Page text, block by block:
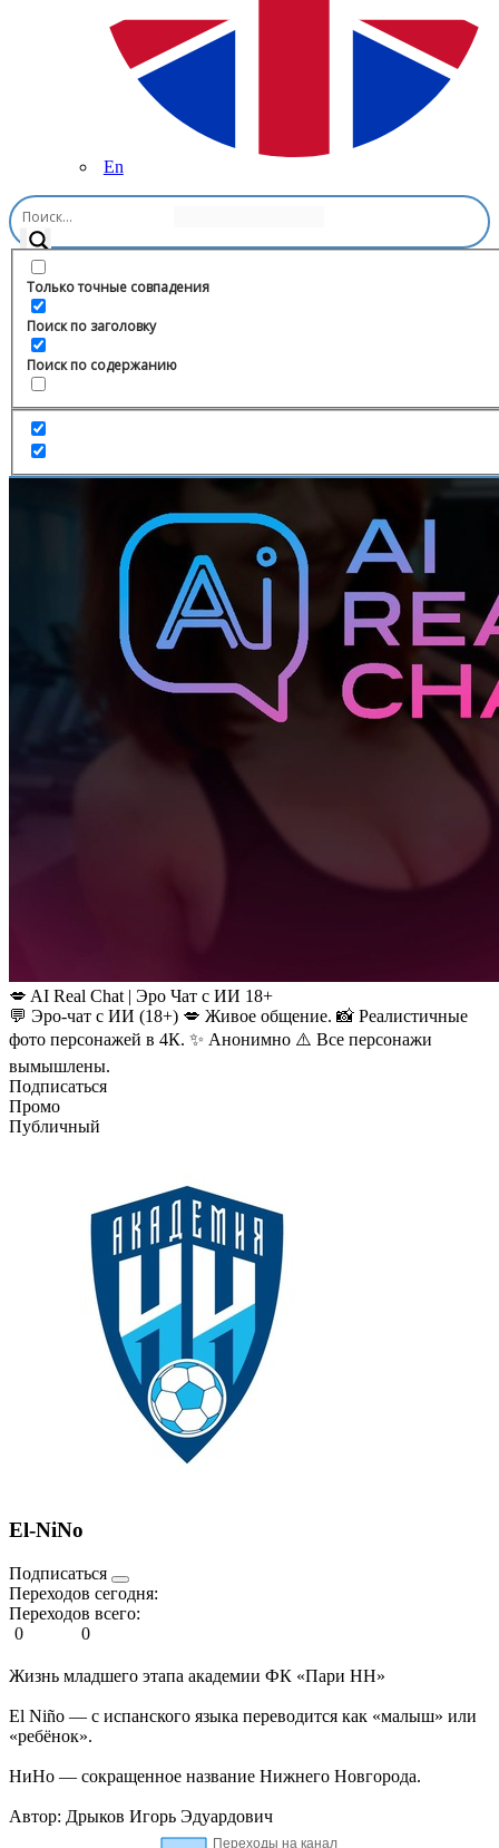
En
Только точные совпадения
Поиск по заголовку
Поиск по содержанию
Главная
💋 AI Real Chat | Эро Чат с ИИ 18+
💬 Эро-чат с ИИ (18+) 💋 Живое общение. 📸 Реалистичные
фото персонажей в 4К. ✨ Анонимно ⚠️ Все персонажи
вымышлены.
Подписаться
Промо
Публичный
El-NiNo
Подписаться
Переходов сегодня:
Переходов всего:
0
0
Жизнь младшего этапа академии ФК «Пари НН»
El Niño — с испанского языка переводится как «малыш» или
«ребёнок».
НиНо — сокращенное название Нижнего Новгорода.
Автор: Дрыков Игорь Эдуардович